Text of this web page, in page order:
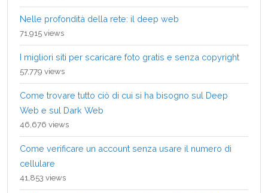
Nelle profondità della rete: il deep web
71,915 views
I migliori siti per scaricare foto gratis e senza copyright
57,779 views
Come trovare tutto ciò di cui si ha bisogno sul Deep
Web e sul Dark Web
46,676 views
Come verificare un account senza usare il numero di
cellulare
41,853 views